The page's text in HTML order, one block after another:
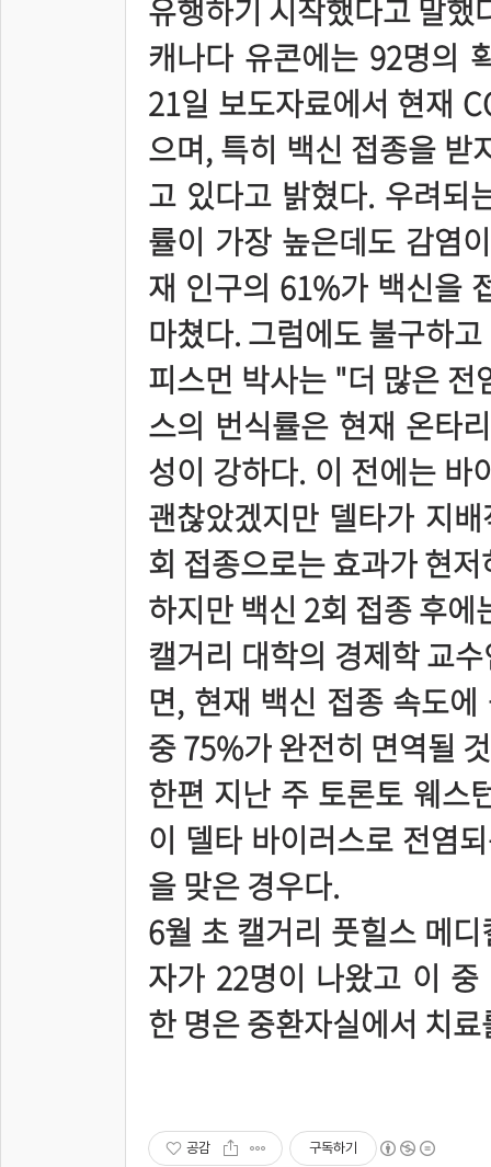
유행하기 시작했다고 말했
캐나다 유콘에는 92명의
21일 보도자료에서 현재
으며, 특히 백신 접종을 받
고 있다고 밝혔다. 우려되
률이 가장 높은데도 감염
재 인구의 61%가 백신을
마쳤다. 그럼에도 불구하
피스먼 박사는 "더 많은 전
스의 번식률은 현재 온타
성이 강하다. 이 전에는 바
괜찮았겠지만 델타가 지
회 접종으로는 효과가 현
하지만 백신 2회 접종 후
캘거리 대학의 경제학 교
면, 현재 백신 접종 속도
중 75%가 완전히 면역될
한편 지난 주 토론토 웨스
이 델타 바이러스로 전염
을 맞은 경우다.
6월 초 캘거리 풋힐스 메
자가 22명이 나왔고 이
한 명은 중환자실에서 치
공감 구독하기